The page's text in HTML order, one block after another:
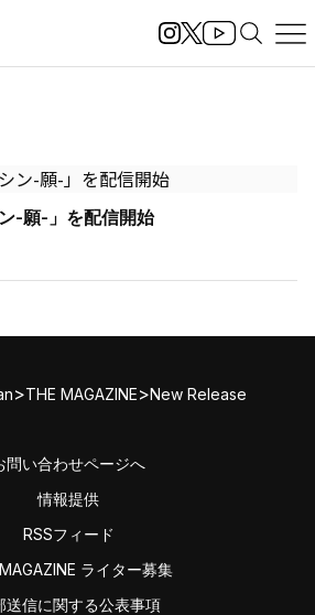
-願-」を配信開始
>THE MAGAZINE>New Release
問い合わせページへ
情報提供
RSSフィード
ライター募集
送信に関する公表事項